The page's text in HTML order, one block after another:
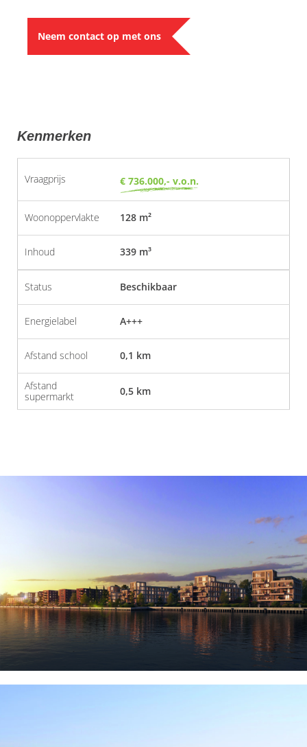
Neem contact op met ons
Kenmerken
Vraagprijs € 736.000,- v.o.n.
Woonoppervlakte 128 m²
Inhoud 339 m³
Status Beschikbaar
Energielabel A+++
Afstand school 0,1 km
Afstand
supermarkt
0,5 km